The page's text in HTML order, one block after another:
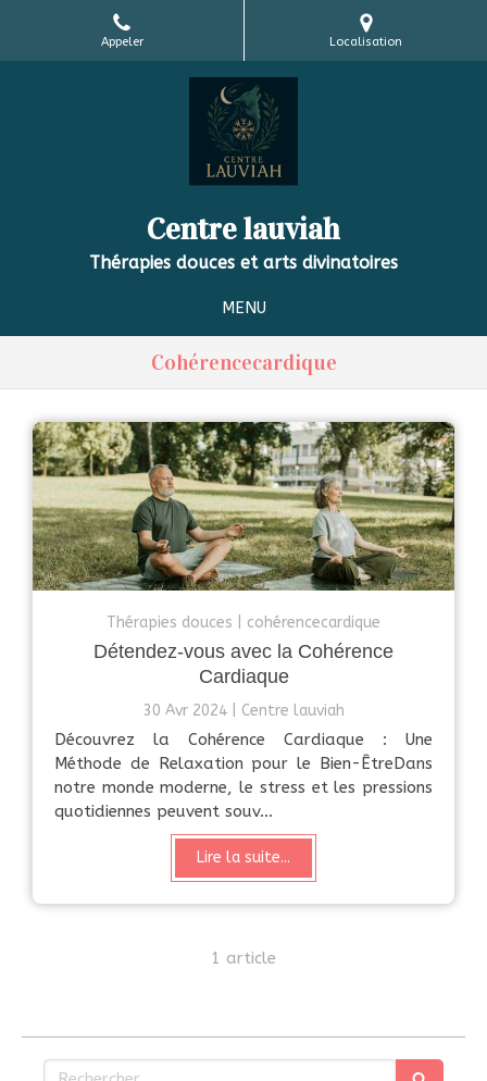
Appeler Localisation
Centre lauviah
Thérapies douces et arts divinatoires
MENU
Cohérencecardique
Thérapies douces cohérencecardique
Détendez-vous avec la Cohérence
Cardiaque
30 Avr 2024 Centre lauviah
Découvrez la Cohérence Cardiaque : Une
Méthode de Relaxation pour le Bien-ÊtreDans
notre monde moderne, le stress et les pressions
quotidiennes peuvent souv...
Lire la suite...
1 article
Rechercher